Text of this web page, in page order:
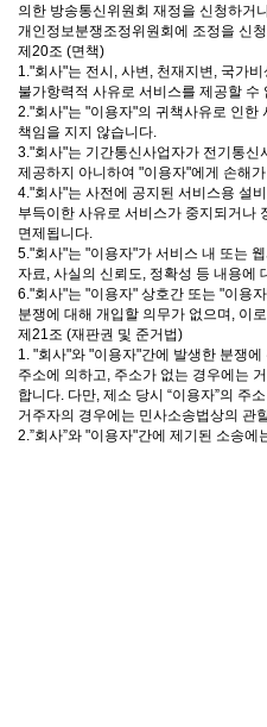
의한 방송통신위원회 재정을 신청하거
개인정보분쟁조정위원회에 조정을 신
제20조 (면책)
1."회사"는 전시, 사변, 천재지변, 국가
불가항력적 사유로 서비스를 제공할
2."회사"는 "이용자"의 귀책사유로 인한
책임을 지지 않습니다.
3."회사"는 기간통신사업자가 전기통신
제공하지 아니하여 "이용자"에게 손해
4."회사"는 사전에 공지된 서비스용 설
부득이한 사유로 서비스가 중지되거나
면제됩니다.
5."회사"는 "이용자"가 서비스 내 또는
자료, 사실의 신뢰도, 정확성 등 내용에
6."회사"는 "이용자" 상호간 또는 "이용
분쟁에 대해 개입할 의무가 없으며, 이
제21조 (재판권 및 준거법)
1. "회사"와 "이용자"간에 발생한 분쟁
주소에 의하고, 주소가 없는 경우에는
합니다. 다만, 제소 당시 “이용자”의 주
거주자의 경우에는 민사소송법상의 관
2.”회사”와 "이용자"간에 제기된 소송